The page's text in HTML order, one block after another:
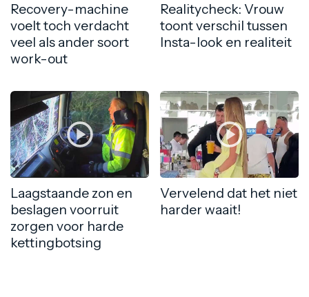
Recovery-machine
voelt toch verdacht
veel als ander soort
work-out
Realitycheck: Vrouw
toont verschil tussen
Insta-look en realiteit
Laagstaande zon en
beslagen voorruit
zorgen voor harde
kettingbotsing
Vervelend dat het niet
harder waait!